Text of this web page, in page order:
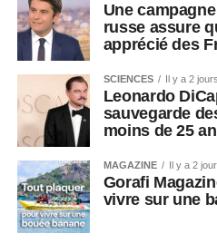
Une
russe assure
apprécié des
SCIENCES Il y a 2 jours
Leonardo
sauvegarde
moins de 25
MAGAZINE Il y a 2
Gorafi
vivre sur une